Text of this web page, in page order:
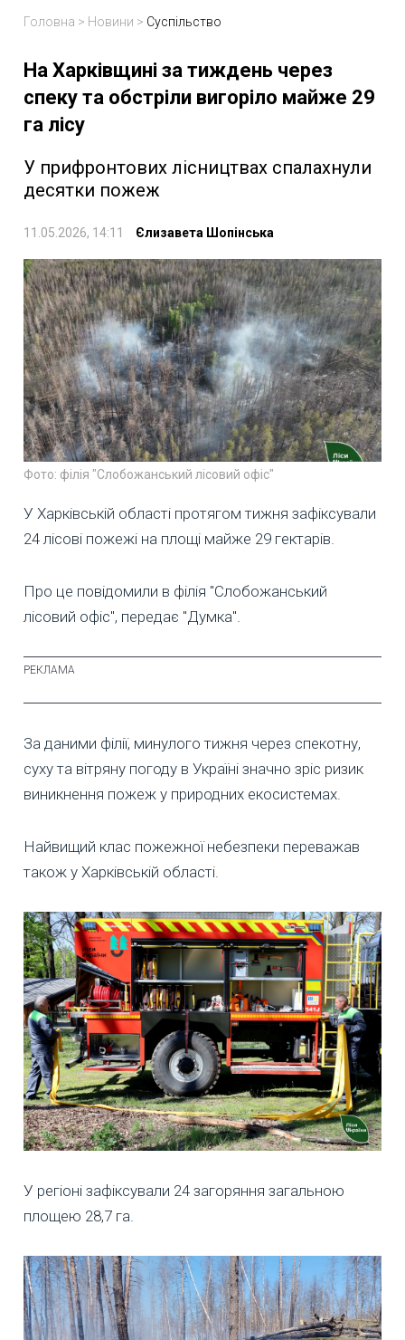
Головна > Новини > Суспільство
На Харківщині за тиждень через
спеку та обстріли вигоріло майже 29
га лісу
У прифронтових лісництвах спалахнули
десятки пожеж
11.05.2026, 14:11 Єлизавета Шопінська
Фото: філія "Слобожанський лісовий офіс"
У Харківській області протягом тижня зафіксували
24 лісові пожежі на площі майже 29 гектарів.
Про це повідомили в філія "Слобожанський
лісовий офіс", передає "Думка".
За даними філії, минулого тижня через спекотну,
суху та вітряну погоду в Україні значно зріс ризик
виникнення пожеж у природних екосистемах.
Найвищий клас пожежної небезпеки переважав
також у Харківській області.
У регіоні зафіксували 24 загоряння загальною
площею 28,7 га.